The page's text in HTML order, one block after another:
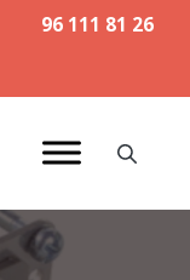
96 111 81 26